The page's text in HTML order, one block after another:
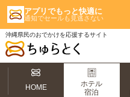
アプリでもっと快適に
通知でセールも見逃さない
沖縄県民のおでかけを応援するサイト
HOME
ホテル
宿泊